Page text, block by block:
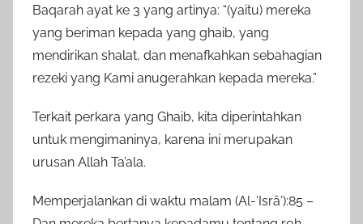
i
n
Baqarah ayat ke 3 yang artinya: “(yaitu) mereka
yang beriman kepada yang ghaib, yang
mendirikan shalat, dan menafkahkan sebahagian
rezeki yang Kami anugerahkan kepada mereka.”
Terkait perkara yang Ghaib, kita diperintahkan
untuk mengimaninya, karena ini merupakan
urusan Allah Ta’ala.
Memperjalankan di waktu malam (Al-‘Isrā’):85 –